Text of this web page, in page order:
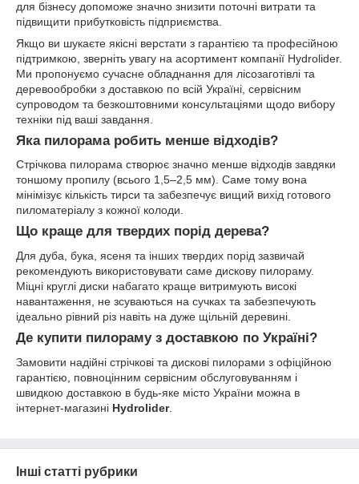
для бізнесу допоможе значно знизити поточні витрати та
підвищити прибутковість підприємства.
Якщо ви шукаєте якісні верстати з гарантією та професійною
підтримкою, зверніть увагу на асортимент компанії Hydrolider.
Ми пропонуємо сучасне обладнання для лісозаготівлі та
деревообробки з доставкою по всій Україні, сервісним
супроводом та безкоштовними консультаціями щодо вибору
техніки під ваші завдання.
Яка пилорама робить менше відходів?
Стрічкова пилорама створює значно менше відходів завдяки
тоншому пропилу (всього 1,5–2,5 мм). Саме тому вона
мінімізує кількість тирси та забезпечує вищий вихід готового
пиломатеріалу з кожної колоди.
Що краще для твердих порід дерева?
Для дуба, бука, ясеня та інших твердих порід зазвичай
рекомендують використовувати саме дискову пилораму.
Міцні круглі диски набагато краще витримують високі
навантаження, не зсуваються на сучках та забезпечують
ідеально рівний різ навіть на дуже щільній деревині.
Де купити пилораму з доставкою по Україні?
Замовити надійні стрічкові та дискові пилорами з офіційною
гарантією, повноцінним сервісним обслуговуванням і
швидкою доставкою в будь-яке місто України можна в
інтернет-магазині Hydrolider.
Інші статті рубрики